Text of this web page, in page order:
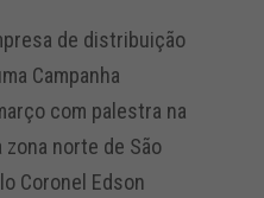
de distribuição
Campanha
com palestra na
zona norte de São
Coronel Edson